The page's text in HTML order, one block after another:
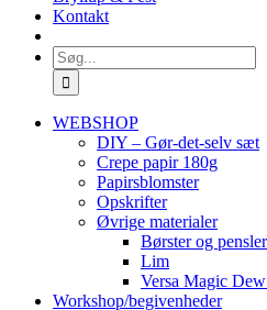
Kontakt
Søg
efter:
WEBSHOP
DIY – Gør-det-selv sæt
Crepe papir 180g
Papirsblomster
Opskrifter
Øvrige materialer
Børster og pensler
Lim
Versa Magic
Workshop/begivenheder